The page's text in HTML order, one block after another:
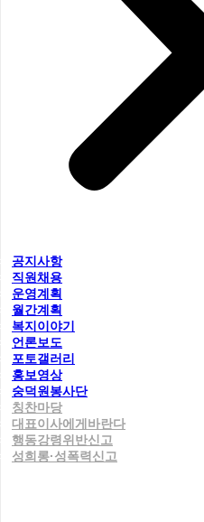
공지사항
직원채용
운영계획
월간계획
복지이야기
언론보도
포토갤러리
홍보영상
숭덕원봉사단
칭찬마당
대표이사에게바란다
행동강령위반신고
성희롱·성폭력신고